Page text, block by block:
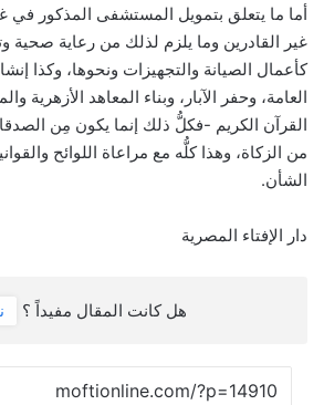
أما ما يتعلق بتمويل المستشفى المذكور في
غير القادرين وما يلزم لذلك من رعاية صحية
كأعمال الصيانة والتجهيزات ونحوها، وكذا
العامة، وحفر الآبار، وبناء المعاهد الأزهرية
القرآن الكريم -فكلُّ ذلك إنما يكون مِن
من الزكاة، وهذا كلُّه مع مراعاة اللوائح
الشأن.
دار الإفتاء المصرية
هل كانت المقال مفيداً ؟